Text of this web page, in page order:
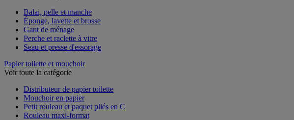
Balai, pelle et manche
Éponge, lavette et brosse
Gant de ménage
Perche et raclette à vitre
Seau et presse d'essorage
Papier toilette et mouchoir
Voir toute la catégorie
Distributeur de papier toilette
Mouchoir en papier
Petit rouleau et paquet pliés en C
Rouleau maxi-format